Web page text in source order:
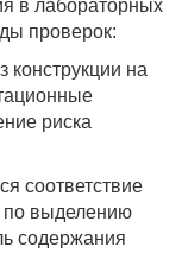
в лабораторных
проверок:
конструкции на
риска
соответствие
по выделению
содержания